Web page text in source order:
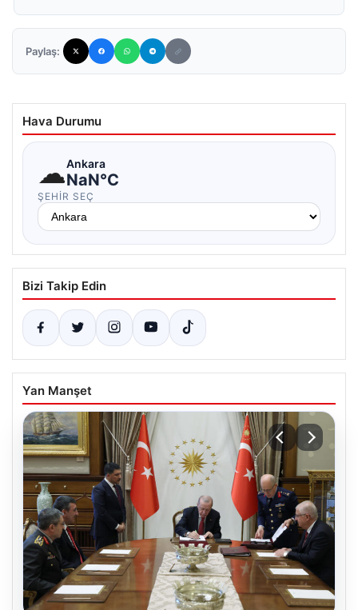
Paylaş:
Hava Durumu
☁Ankara
NaN°C
ŞEHIR SEÇ
Bizi Takip Edin
Yan Manşet